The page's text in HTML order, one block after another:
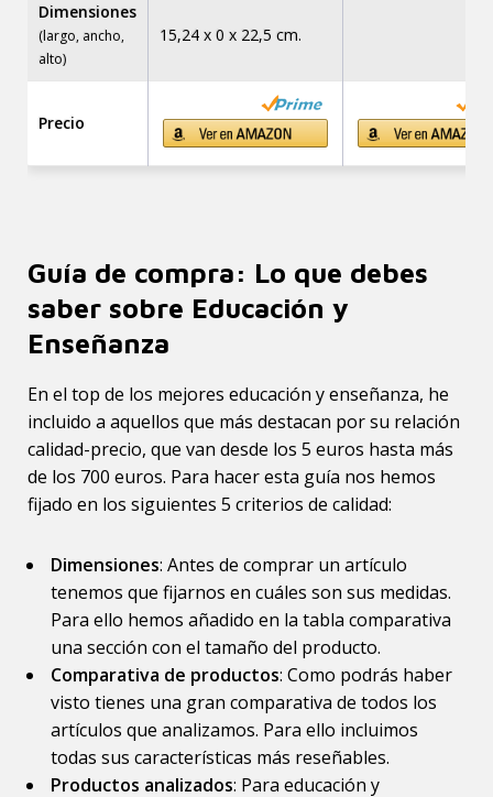
Dimensiones
(largo, ancho,
alto)
15,24 x 0 x 22,5 cm.
Precio
Guía de compra: Lo que debes
saber sobre Educación y
Enseñanza
En el top de los mejores educación y enseñanza, he
incluido a aquellos que más destacan por su relación
calidad-precio, que van desde los 5 euros hasta más
de los 700 euros. Para hacer esta guía nos hemos
fijado en los siguientes 5 criterios de calidad:
Dimensiones: Antes de comprar un artículo
tenemos que fijarnos en cuáles son sus medidas.
Para ello hemos añadido en la tabla comparativa
una sección con el tamaño del producto.
Comparativa de productos: Como podrás haber
visto tienes una gran comparativa de todos los
artículos que analizamos. Para ello incluimos
todas sus características más reseñables.
Productos analizados: Para educación y